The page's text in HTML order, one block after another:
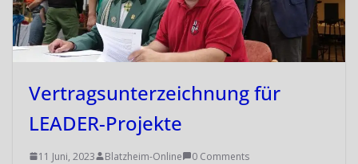
Vertragsunterzeichnung für
LEADER-Projekte
11 Juni, 2023 Blatzheim-Online 0 Comments